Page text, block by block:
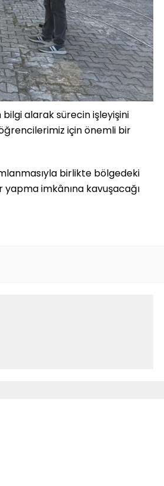
bilgi alarak sürecin işleyişini
için önemli bir
birlikte bölgedeki
imkânına kavuşacağı